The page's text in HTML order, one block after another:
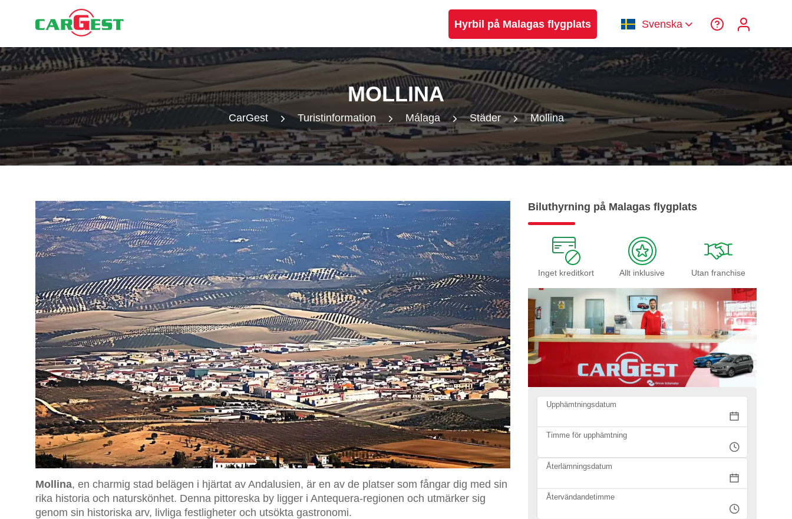
Hyrbil på Malagas flygplats Svenska
MOLLINA
CarGest Turistinformation Málaga Städer Mollina
Mollina, en charmig stad belägen i hjärtat av Andalusien, är en av de platser som fångar dig med sin
rika historia och naturskönhet. Denna pittoreska by ligger i Antequera-regionen och utmärker sig
genom sin historiska arv, livliga festligheter och utsökta gastronomi.
Biluthyrning på Malagas flygplats
Inget kreditkort Allt inklusive Utan franchise
Upphämtningsdatum
Timme för upphämtning
Återlämningsdatum
Återvändandetimme